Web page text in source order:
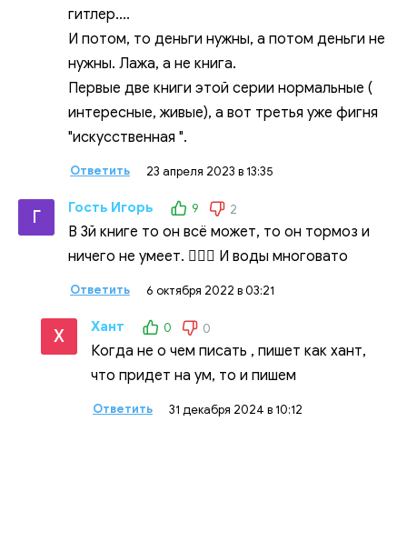
гитлер....
И потом, то деньги нужны, а потом деньги не
нужны. Лажа, а не книга.
Первые две книги этой серии нормальные (
интересные, живые), а вот третья уже фигня
"искусственная ".
Ответить 23 апреля 2023 в 13:35
Г Гость Игорь 9 2
В 3й книге то он всё может, то он тормоз и
ничего не умеет. 🤷🏻‍♂️ И воды многовато
Ответить 6 октября 2022 в 03:21
Х Хант 0 0
Когда не о чем писать , пишет как хант,
что придет на ум, то и пишем
Ответить 31 декабря 2024 в 10:12